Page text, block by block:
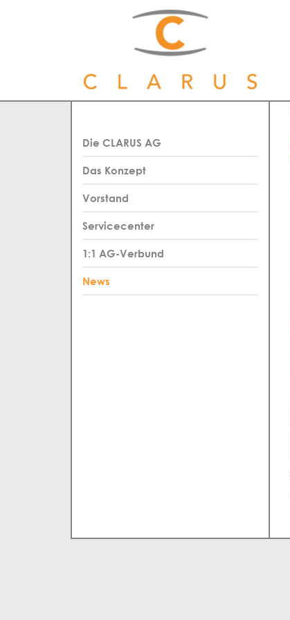
Die CLARUS AG
Das Konzept
Vorstand
Servicecenter
1:1 AG-Verbund
News